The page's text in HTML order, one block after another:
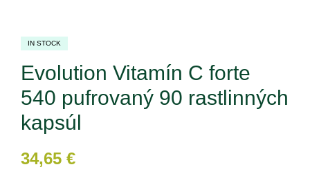
IN STOCK
Evolution Vitamín C forte
540 pufrovaný 90 rastlinných
kapsúl
34,65 €